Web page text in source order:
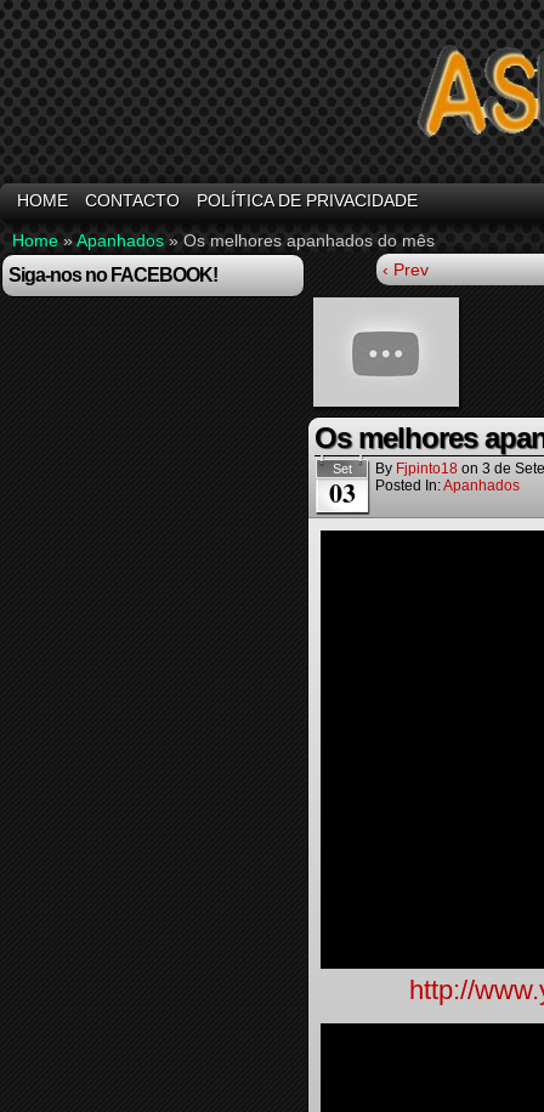
HOME CONTACTO POLÍTICA DE PRIVACIDADE
Home »Apanhados » Os melhores apanhados do mês
Siga-nos no FACEBOOK! ‹ Prev
Os melhores
Set
03
By Fjpinto18 on 3 de
Posted In:Apanhados
http://